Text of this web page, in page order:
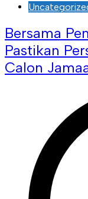
Bersama
Pastikan
Calon